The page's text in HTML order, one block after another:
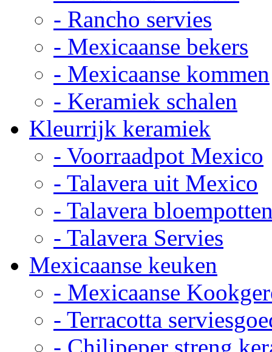
- Rancho servies
- Mexicaanse bekers
- Mexicaanse kommen
- Keramiek schalen
Kleurrijk keramiek
- Voorraadpot Mexico
- Talavera uit Mexico
- Talavera
- Talavera Servies
Mexicaanse keuken
- Mexicaanse
- Terracotta
- Chilipeper streng